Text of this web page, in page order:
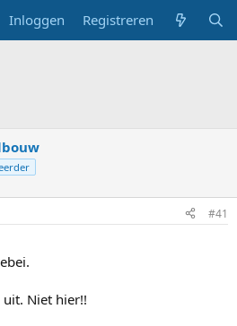
Inloggen Registreren
#41
Niet hier!!